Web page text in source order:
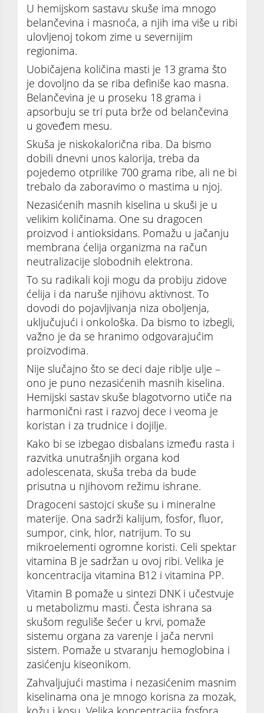
U hemijskom sastavu skuše ima mnogo
belančevina i masnoća, a njih ima više u ribi
ulovljenoj tokom zime u severnijim
regionima.
Uobičajena količina masti je 13 grama što
je dovoljno da se riba definiše kao masna.
Belančevina je u proseku 18 grama i
apsorbuju se tri puta brže od belančevina
u goveđem mesu.
Skuša je niskokalorična riba. Da bismo
dobili dnevni unos kalorija, treba da
pojedemo otprilike 700 grama ribe, ali ne bi
trebalo da zaboravimo o mastima u njoj.
Nezasićenih masnih kiselina u skuši je u
velikim količinama. One su dragocen
proizvod i antioksidans. Pomažu u jačanju
membrana ćelija organizma na račun
neutralizacije slobodnih elektrona.
To su radikali koji mogu da probiju zidove
ćelija i da naruše njihovu aktivnost. To
dovodi do pojavljivanja niza oboljenja,
uključujući i onkološka. Da bismo to izbegli,
važno je da se hranimo odgovarajućim
proizvodima.
Nije slučajno što se deci daje riblje ulje –
ono je puno nezasićenih masnih kiselina.
Hemijski sastav skuše blagotvorno utiče na
harmonični rast i razvoj dece i veoma je
koristan i za trudnice i dojilje.
Kako bi se izbegao disbalans između rasta i
razvitka unutrašnjih organa kod
adolescenata, skuša treba da bude
prisutna u njihovom režimu ishrane.
Dragoceni sastojci skuše su i mineralne
materije. Ona sadrži kalijum, fosfor, fluor,
sumpor, cink, hlor, natrijum. To su
mikroelementi ogromne koristi. Celi spektar
vitamina B je sadržan u ovoj ribi. Velika je
koncentracija vitamina B12 i vitamina PP.
Vitamin B pomaže u sintezi DNK i učestvuje
u metabolizmu masti. Česta ishrana sa
skušom reguliše šećer u krvi, pomaže
sistemu organa za varenje i jača nervni
sistem. Pomaže u stvaranju hemoglobina i
zasićenju kiseonikom.
Zahvaljujući mastima i nezasićenim masnim
kiselinama ona je mnogo korisna za mozak,